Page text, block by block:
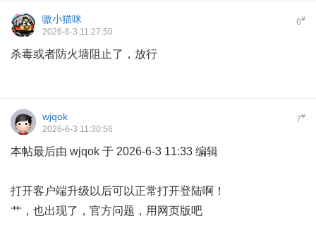
6#
嗷小猫咪
2026-6-3 11:27:50
杀毒或者防火墙阻止了，放行
7#
wjqok
2026-6-3 11:30:56
本帖最后由 wjqok 于 2026-6-3 11:33 编辑
打开客户端升级以后可以正常打开登陆啊！
艹，也出现了，官方问题，用网页版吧